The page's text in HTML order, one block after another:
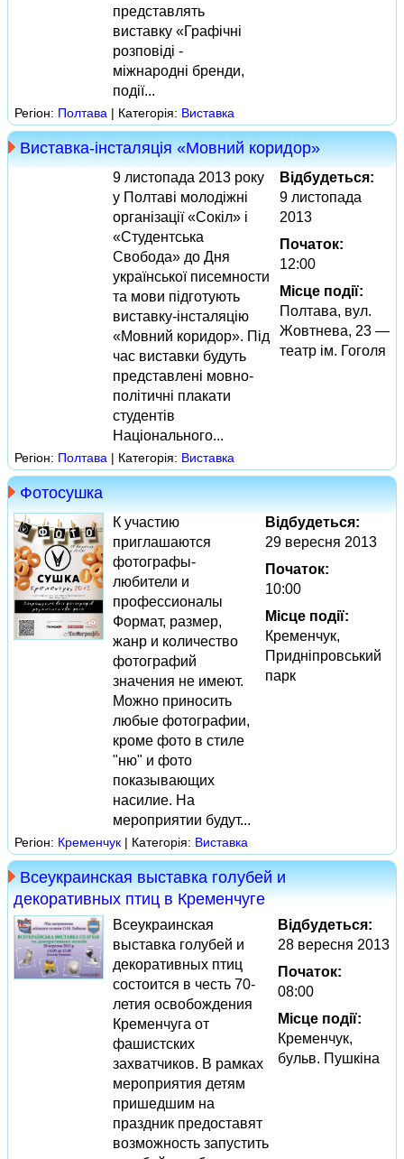
представлять
виставку «Графічні
розповіді -
міжнародні бренди,
події...
Регіон: Полтава | Категорія: Виставка
Виставка-інсталяція «Мовний коридор»
9 листопада 2013 року
у Полтаві молодіжні
організації «Сокіл» і
«Студентська
Свобода» до Дня
української писемности
та мови підготують
виставку-інсталяцію
«Мовний коридор». Під
час виставки будуть
представлені мовно-
політичні плакати
студентів
Національного...
Відбудеться:
9 листопада
2013
Початок:
12:00
Місце події:
Полтава, вул.
Жовтнева, 23 —
театр ім. Гоголя
Регіон: Полтава | Категорія: Виставка
Фотосушка
К участию
приглашаются
фотографы-
любители и
профессионалы
Формат, размер,
жанр и количество
фотографий
значения не имеют.
Можно приносить
любые фотографии,
кроме фото в стиле
"ню" и фото
показывающих
насилие. На
мероприятии будут...
Відбудеться:
29 вересня 2013
Початок:
10:00
Місце події:
Кременчук,
Придніпровський
парк
Регіон: Кременчук | Категорія: Виставка
Всеукраинская выставка голубей и
декоративных птиц в Кременчуге
Всеукраинская
выставка голубей и
декоративных птиц
состоится в честь 70-
летия освобождения
Кременчуга от
фашистских
захватчиков. В рамках
мероприятия детям
пришедшим на
праздник предоставят
возможность запустить
Відбудеться:
28 вересня 2013
Початок:
08:00
Місце події:
Кременчук,
бульв. Пушкіна